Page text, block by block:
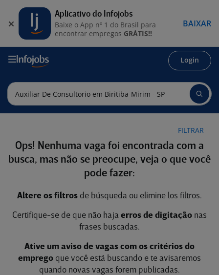
Login
FILTRAR
Ops! Nenhuma vaga foi encontrada com a
busca, mas não se preocupe, veja o que você
pode fazer:
Altere os filtros de búsqueda ou elimine los filtros.
Certifique-se de que não haja erros de digitação nas
frases buscadas.
Ative um aviso de vagas com os critérios do
emprego que você está buscando e te avisaremos
quando novas vagas forem publicadas.
Aplicativo do Infojobs
Baixe o App nº 1 do Brasil para
encontrar empregos GRÁTIS!!
BAIXAR